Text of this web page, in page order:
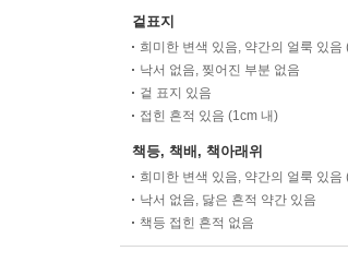
겉표지
희미한 변색 있음, 약간의 얼룩 있음
낙서 없음, 찢어진 부분 없음
겉 표지 있음
접힌 흔적 있음 (1cm 내)
책등, 책배, 책아래위
희미한 변색 있음, 약간의 얼룩 있음
낙서 없음, 닳은 흔적 약간 있음
책등 접힌 흔적 없음